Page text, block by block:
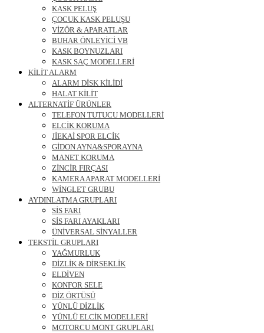
KASK PELUŞ
ÇOCUK KASK PELUŞU
VİZÖR & APARATLAR
BUHAR ÖNLEYİCİ VB
KASK BOYNUZLARI
KASK SAÇ MODELLERİ
KİLİT ALARM
ALARM DİSK KİLİDİ
HALAT KİLİT
ALTERNATİF ÜRÜNLER
TELEFON TUTUCU MODELLERİ
ELCİK KORUMA
JİEKAİ SPOR ELCİK
GİDON AYNA&SPORAYNA
MANET KORUMA
ZİNCİR FIRÇASI
KAMERA APARAT MODELLERİ
WİNGLET GRUBU
AYDINLATMA GRUPLARI
SİS FARI
SİS FARI AYAKLARI
ÜNİVERSAL SİNYALLER
TEKSTİL GRUPLARI
YAĞMURLUK
DİZLİK & DİRSEKLİK
ELDİVEN
KONFOR SELE
DİZ ÖRTÜSÜ
YÜNLÜ DİZLİK
YÜNLÜ ELCİK MODELLERİ
MOTORCU MONT GRUPLARI